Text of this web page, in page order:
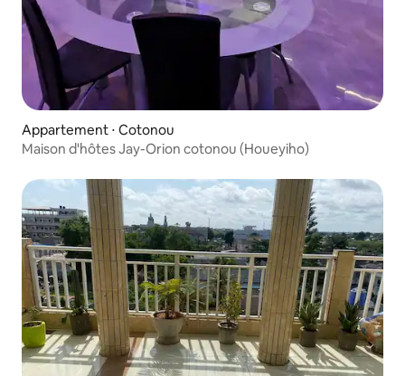
Appartement ⋅ Cotonou
Maison d'hôtes Jay-Orion cotonou (Houeyiho)